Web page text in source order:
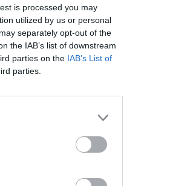
is processed you may
utilized by us or personal
separately opt-out of the
the IAB’s list of downstream
parties on the IAB’s List of
parties.